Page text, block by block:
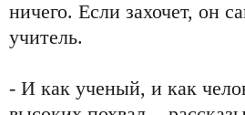
ничего. Если захочет, он
учитель.
- И как ученый, и как